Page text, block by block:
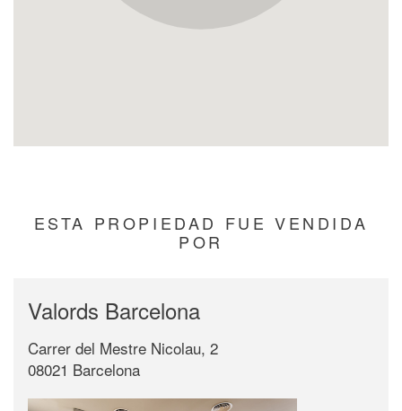
ESTA PROPIEDAD FUE VENDIDA
POR
Valords Barcelona
Carrer del Mestre Nicolau, 2
08021 Barcelona